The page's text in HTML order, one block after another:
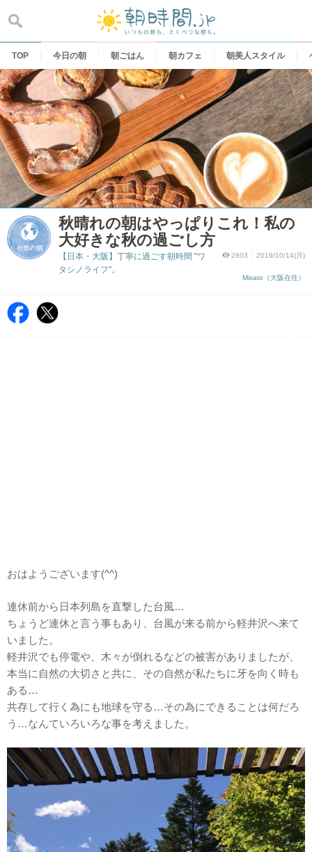
content
TOP 今日の朝 朝ごはん 朝カフェ 朝美人スタイル
秋晴れの朝はやっぱりこれ！私の
大好きな秋の過ごし方
2803 2019/10/14(月)
Misato（大阪在住）
【日本・大阪】丁寧に過ごす朝時間 "ワ
タシノライフ"。
おはようございます(^^)
連休前から日本列島を直撃した台風…
ちょうど連休と言う事もあり、台風が来る前から軽井沢へ来て
いました。
軽井沢でも停電や、木々が倒れるなどの被害がありましたが、
本当に自然の大切さと共に、その自然が私たちに牙を向く時も
ある…
共存して行く為にも地球を守る…その為にできることは何だろ
う…なんていろいろな事を考えました。